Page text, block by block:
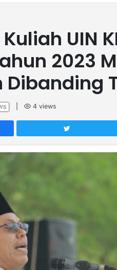
UIN
2023
Dibanding
4 views